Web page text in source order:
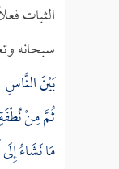
الثبات
سبحانه
بَيْنَ النَّاسِ
ثُمَّ مِنْ
مَا نَشَاءُ